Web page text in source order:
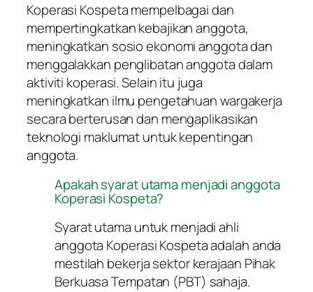
Koperasi Kospeta mempelbagai dan
mempertingkatkan kebajikan anggota,
meningkatkan sosio ekonomi anggota dan
menggalakkan penglibatan anggota dalam
aktiviti koperasi. Selain itu juga
meningkatkan ilmu pengetahuan wargakerja
secara berterusan dan mengaplikasikan
teknologi maklumat untuk kepentingan
anggota.
Apakah syarat utama menjadi anggota
Koperasi Kospeta?
Syarat utama untuk menjadi ahli
anggota Koperasi Kospeta adalah anda
mestilah bekerja sektor kerajaan Pihak
Berkuasa Tempatan (PBT) sahaja.